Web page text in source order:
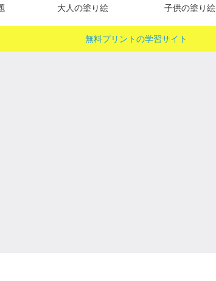
大人の塗り絵 子供の塗り絵
無料プリントの学習サイト